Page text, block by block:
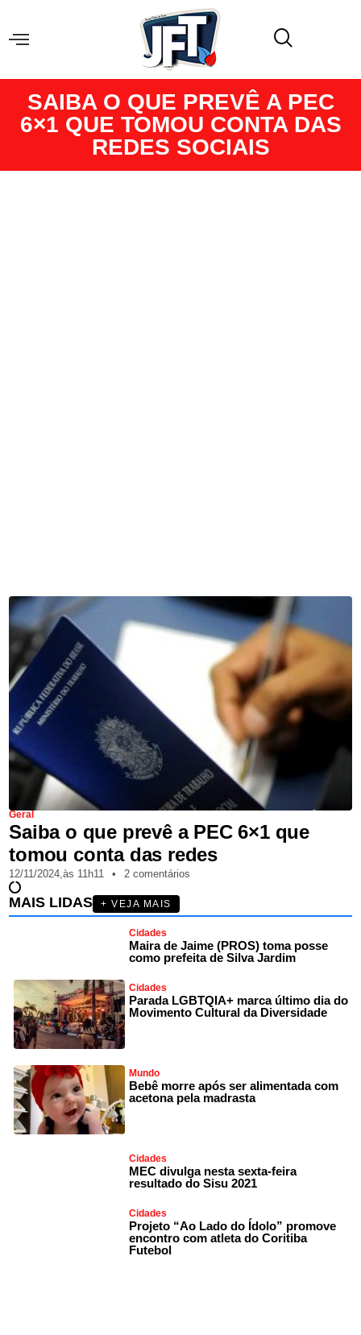
SAIBA O QUE PREVÊ A PEC
6×1 QUE TOMOU CONTA DAS
REDES SOCIAIS
Geral
Saiba o que prevê a PEC 6×1 que
tomou conta das redes
12/11/2024,às 11h11 • 2 comentários
MAIS LIDAS + VEJA MAIS
Cidades
Maira de Jaime (PROS) toma posse
como prefeita de Silva Jardim
Cidades
Parada LGBTQIA+ marca último dia do
Movimento Cultural da Diversidade
Mundo
Bebê morre após ser alimentada com
acetona pela madrasta
Cidades
MEC divulga nesta sexta-feira
resultado do Sisu 2021
Cidades
Projeto “Ao Lado do Ídolo” promove
encontro com atleta do Coritiba
Futebol